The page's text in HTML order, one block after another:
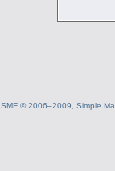
SMF © 2006–2009, Simple